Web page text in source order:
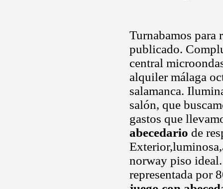
Turnabamos para
publicado.
central
alquiler málaga
salamanca.
salón, que
gastos que
abecedario de
norway piso
representada por